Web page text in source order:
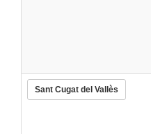
Sant Cugat del Vallès